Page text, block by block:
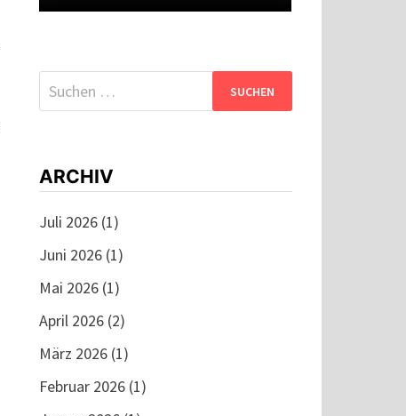
Suchen
nach:
ARCHIV
Juli 2026 (1)
Juni 2026 (1)
Mai 2026 (1)
April 2026 (2)
März 2026 (1)
Februar 2026 (1)